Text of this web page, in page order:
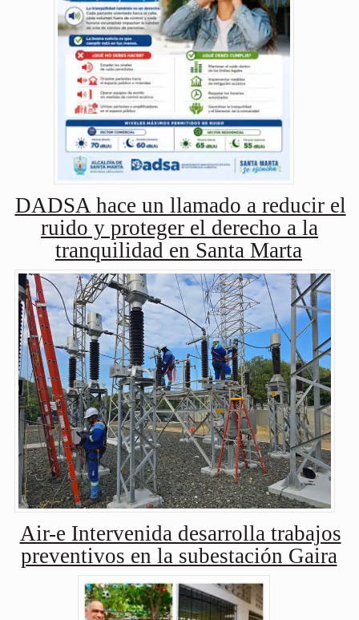
DADSA hace un llamado a reducir el
ruido y proteger el derecho a la
tranquilidad en Santa Marta
Air-e Intervenida desarrolla trabajos
preventivos en la subestación Gaira